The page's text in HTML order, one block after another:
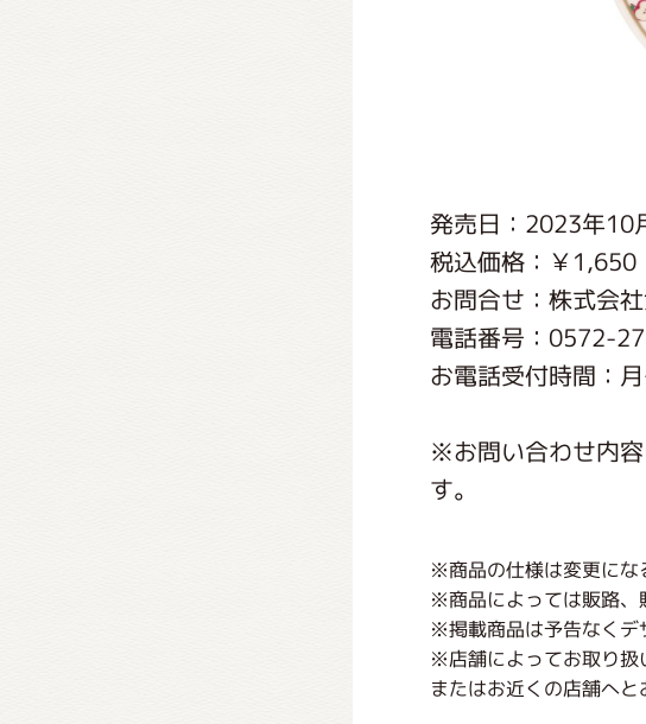
発売日：2023年10
税込価格：￥1,650
お問合せ：株式会
電話番号：0572-
お電話受付時間：
※お問い合わせ内
す。
※商品の仕様は変更にな
※商品によっては販路、
※掲載商品は予告なくデ
※店舗によってお取り扱
またはお近くの店舗へと
チア ジャッキ
くまのがっこう